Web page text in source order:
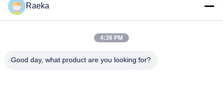
роторный
переченя
Raeka
4:36 PM
Good day, what product are you looking for?